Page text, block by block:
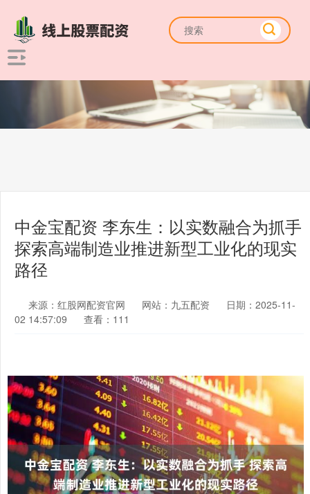
中金宝配资 李东生：以实数融合为抓手
探索高端制造业推进新型工业化的现实
路径
来源：红股网配资官网 网站：九五配资
日期：2025-11-
02 14:57:09
查看：111